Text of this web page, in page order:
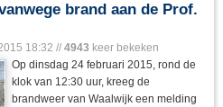
brand aan de Prof.
18:32 // 4943 keer bekeken
Op dinsdag 24 februari 2015, rond de
klok van 12:30 uur, kreeg de
brandweer van Waalwijk een melding